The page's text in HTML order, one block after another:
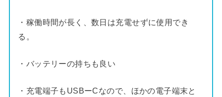
・稼働時間が長く、数日は充電せずに使用でき
る。
・バッテリーの持ちも良い
・充電端子もUSBーCなので、ほかの電子端末と